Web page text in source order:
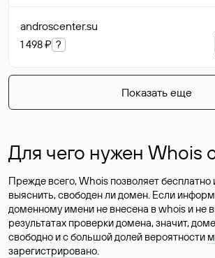
androscenter.su
1 498 ₽ ?
Показать еще
Для чего нужен Whois
Прежде всего, Whois позволяет бесплатно
выяснить, свободен ли домен. Если
доменному имени не внесена в whois и не
результатах проверки домена, значит,
свободно и с большой долей вероятности
зарегистрировано.